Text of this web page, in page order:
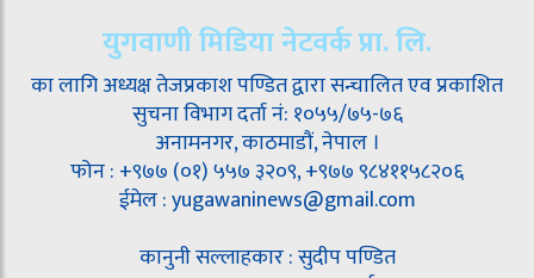
युगवाणी मिडिया नेटवर्क प्रा. लि.
का लागि अध्यक्ष तेजप्रकाश पण्डित द्वारा सन्चालित एव प्रकाशित
सुचना विभाग दर्ता नं: १०५५/७५-७६
अनामनगर, काठमाडौं, नेपाल ।
फोन : +९७७ (०१) ५५७ ३२०९, +९७७ ९८४११५८२०६
ईमेल : yugawaninews@gmail.com
कानुनी सल्लाहकार : सुदीप पण्डित